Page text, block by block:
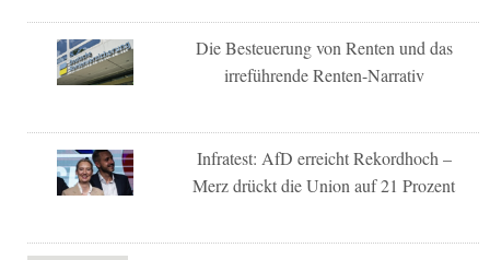
Die Besteuerung von Renten und das
irreführende Renten-Narrativ
Infratest: AfD erreicht Rekordhoch –
Merz drückt die Union auf 21 Prozent